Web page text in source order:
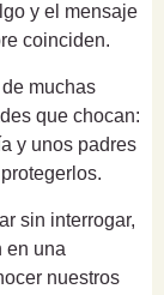
y el mensaje
coinciden.
muchas
que chocan:
y unos padres
sin interrogar,
en una
nuestros